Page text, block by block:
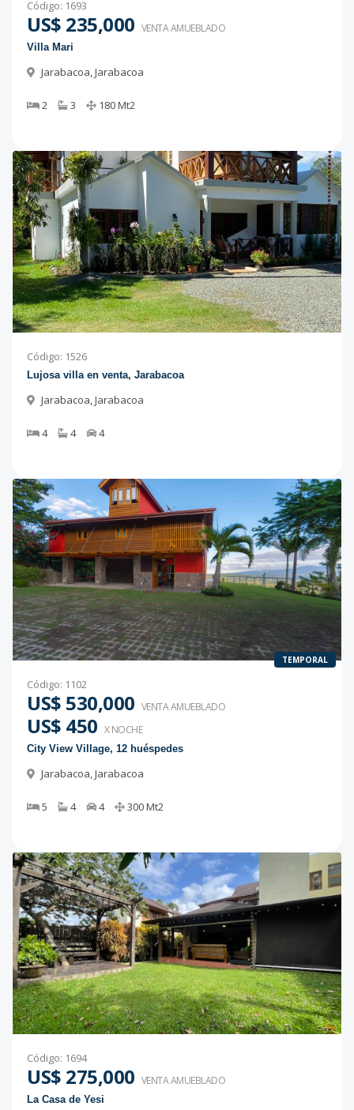
Código: 1693
US$ 235,000 VENTA AMUEBLADO
Villa Mari
Jarabacoa,Jarabacoa
2 3 180Mt2
Código: 1526
Lujosa villa en venta, Jarabacoa
Jarabacoa,Jarabacoa
4 4 4
TEMPORAL
Código: 1102
US$ 530,000 VENTA AMUEBLADO
US$ 450 X NOCHE
City View Village, 12 huéspedes
Jarabacoa,Jarabacoa
5 4 4 300Mt2
Código: 1694
US$ 275,000 VENTA AMUEBLADO
La Casa de Yesi